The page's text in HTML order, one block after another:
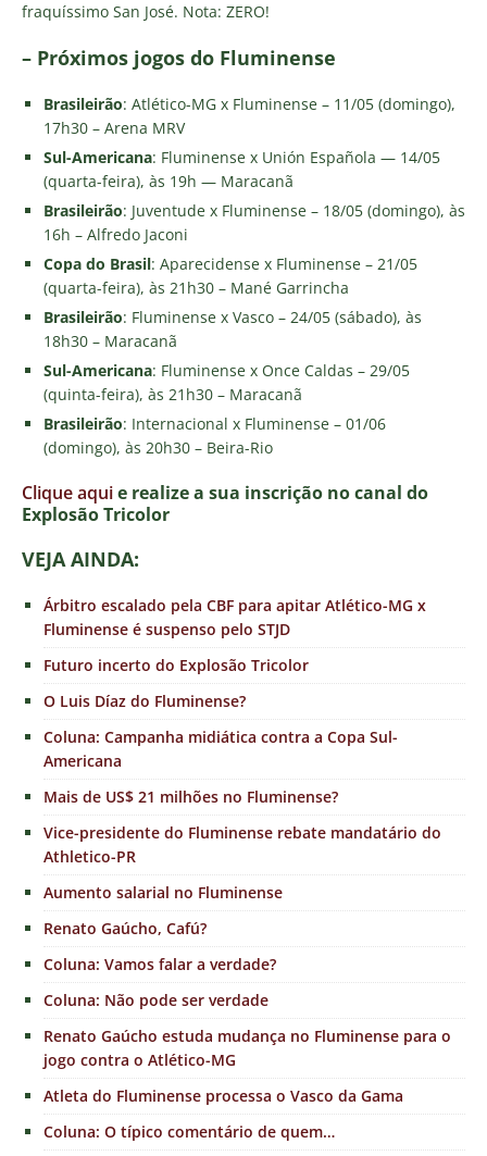
fraquíssimo San José. Nota: ZERO!
– Próximos jogos do Fluminense
Brasileirão: Atlético-MG x Fluminense – 11/05 (domingo),
17h30 – Arena MRV
Sul-Americana: Fluminense x Unión Española — 14/05
(quarta-feira), às 19h — Maracanã
Brasileirão: Juventude x Fluminense – 18/05 (domingo), às
16h – Alfredo Jaconi
Copa do Brasil: Aparecidense x Fluminense – 21/05
(quarta-feira), às 21h30 – Mané Garrincha
Brasileirão: Fluminense x Vasco – 24/05 (sábado), às
18h30 – Maracanã
Sul-Americana: Fluminense x Once Caldas – 29/05
(quinta-feira), às 21h30 – Maracanã
Brasileirão: Internacional x Fluminense – 01/06
(domingo), às 20h30 – Beira-Rio
Clique aquie realize a sua inscrição no canal do
Explosão Tricolor
VEJA AINDA:
Árbitro escalado pela CBF para apitar Atlético-MG x
Fluminense é suspenso pelo STJD
Futuro incerto do Explosão Tricolor
O Luis Díaz do Fluminense?
Coluna: Campanha midiática contra a Copa Sul-
Americana
Mais de US$ 21 milhões no Fluminense?
Vice-presidente do Fluminense rebate mandatário do
Athletico-PR
Aumento salarial no Fluminense
Renato Gaúcho, Cafú?
Coluna: Vamos falar a verdade?
Coluna: Não pode ser verdade
Renato Gaúcho estuda mudança no Fluminense para o
jogo contra o Atlético-MG
Atleta do Fluminense processa o Vasco da Gama
Coluna: O típico comentário de quem…